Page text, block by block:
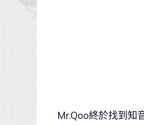
Mr.Qoo終於找到知